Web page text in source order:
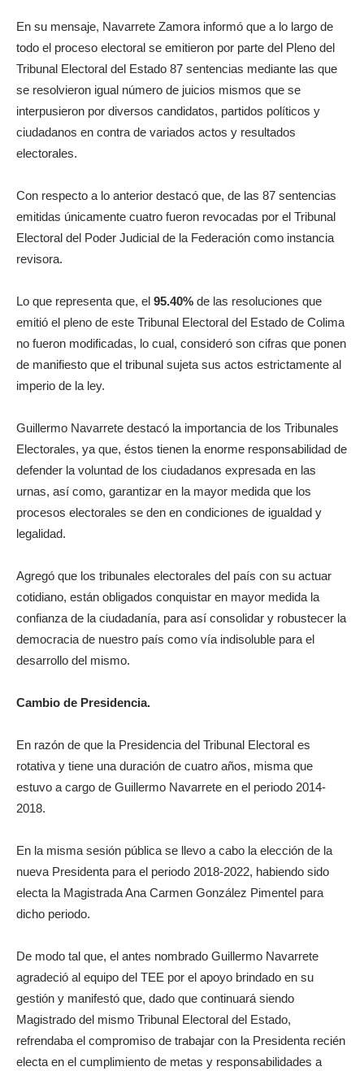
En su mensaje, Navarrete Zamora informó que a lo largo de
todo el proceso electoral se emitieron por parte del Pleno del
Tribunal Electoral del Estado 87 sentencias mediante las que
se resolvieron igual número de juicios mismos que se
interpusieron por diversos candidatos, partidos políticos y
ciudadanos en contra de variados actos y resultados
electorales.
Con respecto a lo anterior destacó que, de las 87 sentencias
emitidas únicamente cuatro fueron revocadas por el Tribunal
Electoral del Poder Judicial de la Federación como instancia
revisora.
Lo que representa que, el 95.40% de las resoluciones que
emitió el pleno de este Tribunal Electoral del Estado de Colima
no fueron modificadas, lo cual, consideró son cifras que ponen
de manifiesto que el tribunal sujeta sus actos estrictamente al
imperio de la ley.
Guillermo Navarrete destacó la importancia de los Tribunales
Electorales, ya que, éstos tienen la enorme responsabilidad de
defender la voluntad de los ciudadanos expresada en las
urnas, así como, garantizar en la mayor medida que los
procesos electorales se den en condiciones de igualdad y
legalidad.
Agregó que los tribunales electorales del país con su actuar
cotidiano, están obligados conquistar en mayor medida la
confianza de la ciudadanía, para así consolidar y robustecer la
democracia de nuestro país como vía indisoluble para el
desarrollo del mismo.
Cambio de Presidencia.
En razón de que la Presidencia del Tribunal Electoral es
rotativa y tiene una duración de cuatro años, misma que
estuvo a cargo de Guillermo Navarrete en el periodo 2014-
2018.
En la misma sesión pública se llevo a cabo la elección de la
nueva Presidenta para el periodo 2018-2022, habiendo sido
electa la Magistrada Ana Carmen González Pimentel para
dicho periodo.
De modo tal que, el antes nombrado Guillermo Navarrete
agradeció al equipo del TEE por el apoyo brindado en su
gestión y manifestó que, dado que continuará siendo
Magistrado del mismo Tribunal Electoral del Estado,
refrendaba el compromiso de trabajar con la Presidenta recién
electa en el cumplimiento de metas y responsabilidades a